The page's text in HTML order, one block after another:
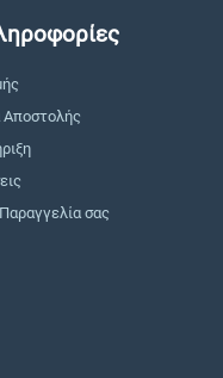
Αποστολής
σας